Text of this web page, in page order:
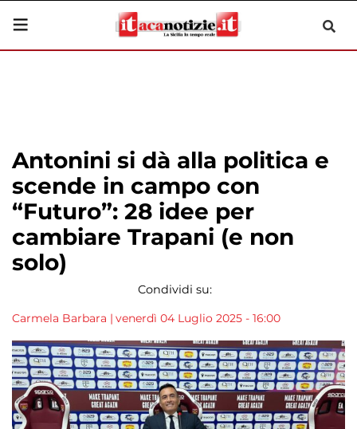
Antonini si dà alla politica e
scende in campo con
“Futuro”: 28 idee per
cambiare Trapani (e non
solo)
Condividi su:
Carmela Barbara | venerdì 04 Luglio 2025 - 16:00